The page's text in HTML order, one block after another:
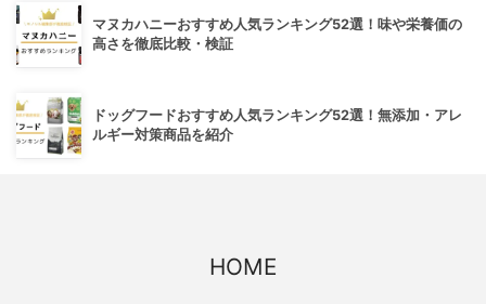
マヌカハニーおすすめ人気ランキング52選！味や栄養価の
高さを徹底比較・検証
ドッグフードおすすめ人気ランキング52選！無添加・アレ
ルギー対策商品を紹介
HOME